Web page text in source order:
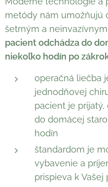
metódy nám umožňujú
šetrným a
pacient odchádza do
niekoľko hodín po
operačná liečba
jednodňovej
pacient je
do domácej
hodín
štandardom je
vybavenie a
prispieva k